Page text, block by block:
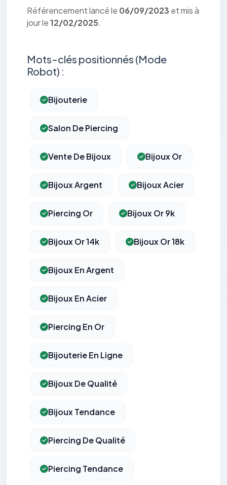
Référencement lancé le 06/09/2023 et mis à
jour le12/02/2025.
Mots-clés positionnés (Mode
Robot) :
Bijouterie
Salon De Piercing
Vente De Bijoux Bijoux Or
Bijoux Argent Bijoux Acier
Piercing Or Bijoux Or 9k
Bijoux Or 14k Bijoux Or 18k
Bijoux En Argent
Bijoux En Acier
Piercing En Or
Bijouterie En Ligne
Bijoux De Qualité
Bijoux Tendance
Piercing De Qualité
Piercing Tendance